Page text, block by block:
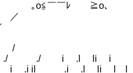
￣≧o､
.
i
.l li i i l
.i .l li l l il